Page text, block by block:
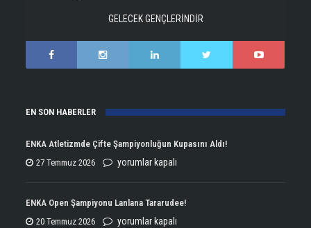
GELECEK GENÇLERİNDİR
EN SON HABERLER
ENKA Atletizmde Çifte Şampiyonluğun Kupasını Aldı!
27 Temmuz 2026
ENKA
Çifte
Şampiyonluğun
yorumlar kapalı
ENKA Open Şampiyonu Lanlana Tararudee!
20 Temmuz 2026
ENKA
yorumlar kapalı